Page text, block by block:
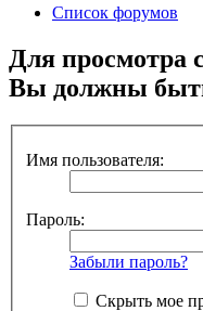
Список форумов
Для просмотра
Вы должны
Имя пользователя:
Пароль:
Забыли пароль?
Скрыть мое